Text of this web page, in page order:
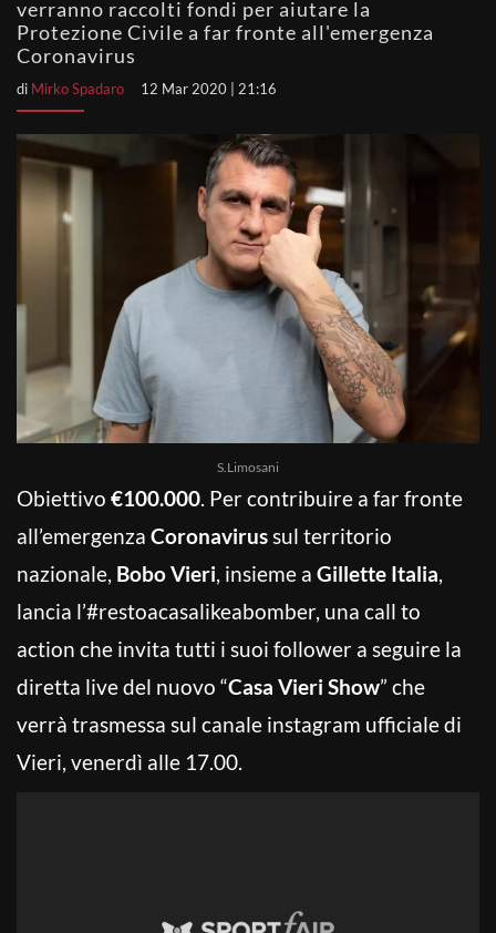
verranno raccolti fondi per aiutare la
Protezione Civile a far fronte all'emergenza
Coronavirus
di Mirko Spadaro 12 Mar 2020 | 21:16
S.Limosani
Obiettivo €100.000. Per contribuire a far fronte
all’emergenza Coronavirussul territorio
nazionale, Bobo Vieri, insieme a Gillette Italia,
lancia l’#restoacasalikeabomber, una call to
action che invita tutti i suoi follower a seguire la
diretta live del nuovo “Casa Vieri Show” che
verrà trasmessa sul canale instagram ufficiale di
Vieri, venerdì alle 17.00.